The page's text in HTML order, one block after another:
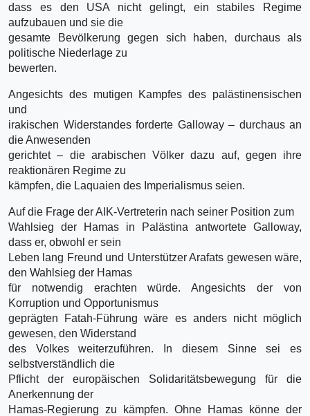
dass es den USA nicht gelingt, ein stabiles Regime
aufzubauen und sie die
gesamte Bevölkerung gegen sich haben, durchaus als
politische Niederlage zu
bewerten.
Angesichts des mutigen Kampfes des palästinensischen
und
irakischen Widerstandes forderte Galloway – durchaus an
die Anwesenden
gerichtet – die arabischen Völker dazu auf, gegen ihre
reaktionären Regime zu
kämpfen, die Laquaien des Imperialismus seien.
Auf die Frage der AIK-Vertreterin nach seiner Position zum
Wahlsieg der Hamas in Palästina antwortete Galloway,
dass er, obwohl er sein
Leben lang Freund und Unterstützer Arafats gewesen wäre,
den Wahlsieg der Hamas
für notwendig erachten würde. Angesichts der von
Korruption und Opportunismus
geprägten Fatah-Führung wäre es anders nicht möglich
gewesen, den Widerstand
des Volkes weiterzuführen. In diesem Sinne sei es
selbstverständlich die
Pflicht der europäischen Solidaritätsbewegung für die
Anerkennung der
Hamas-Regierung zu kämpfen. Ohne Hamas könne der